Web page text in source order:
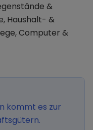
&
Haushalt- &
Computer &
kommt es zur